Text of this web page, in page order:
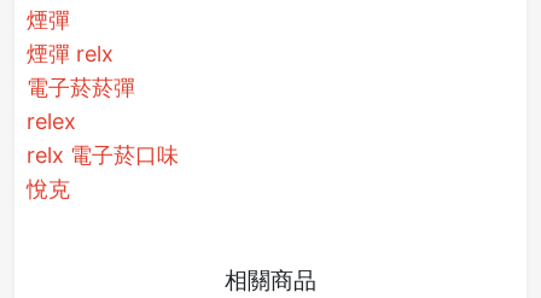
煙彈
煙彈 relx
電子菸菸彈
relex
relx 電子菸口味
悅克
相關商品